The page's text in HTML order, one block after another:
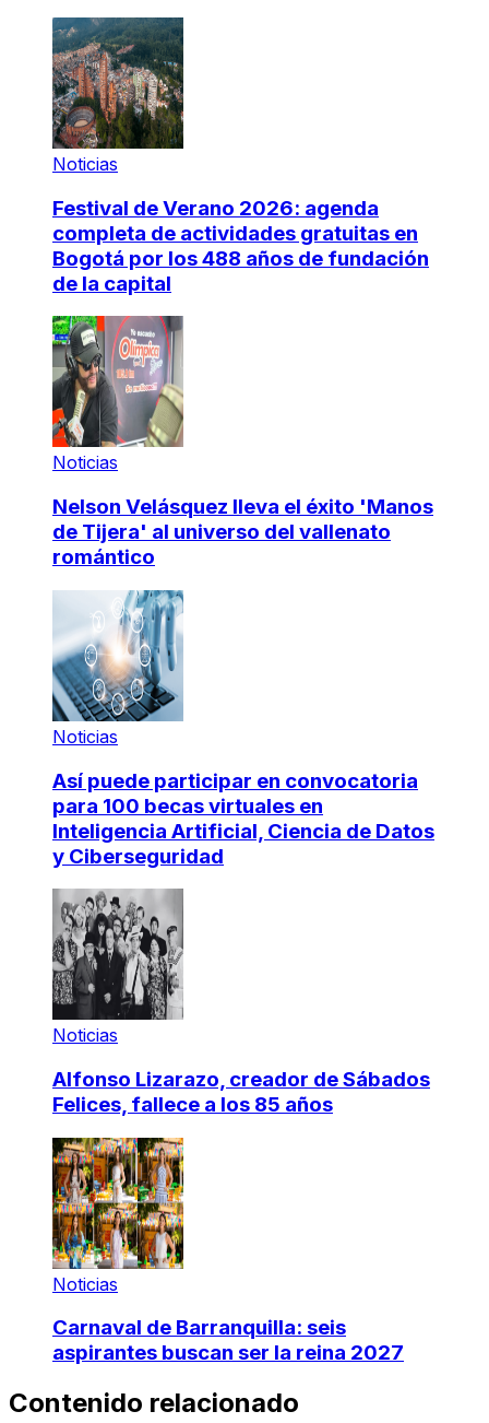
Noticias
Festival de Verano 2026: agenda
completa de actividades gratuitas en
Bogotá por los 488 años de fundación
de la capital
Noticias
Nelson Velásquez lleva el éxito 'Manos
de Tijera' al universo del vallenato
romántico
Noticias
Así puede participar en convocatoria
para 100 becas virtuales en
Inteligencia Artificial, Ciencia de Datos
y Ciberseguridad
Noticias
Alfonso Lizarazo, creador de Sábados
Felices, fallece a los 85 años
Noticias
Carnaval de Barranquilla: seis
aspirantes buscan ser la reina 2027
Contenido relacionado